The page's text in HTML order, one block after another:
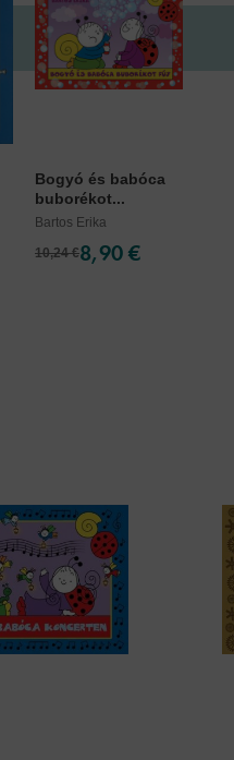
Bogyó és babóca
buborékot...
Bartos Erika
10,24 €8,90 €